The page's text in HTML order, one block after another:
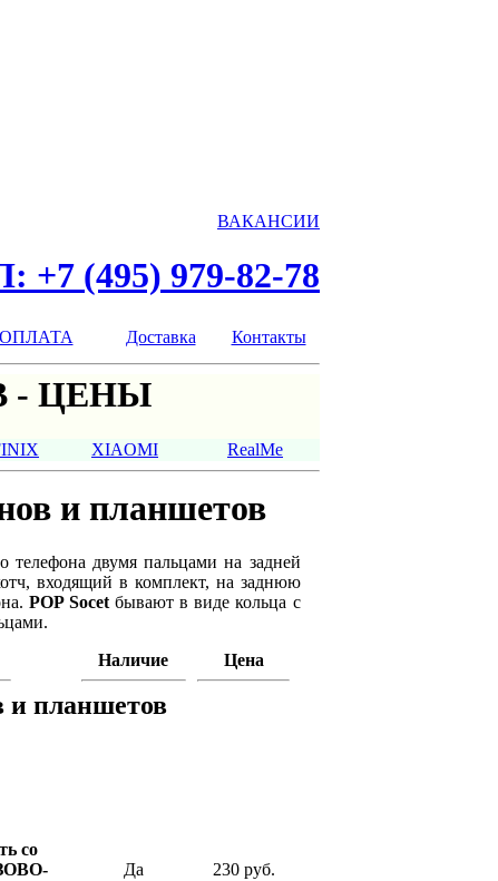
ВАКАНСИИ
+7 (495) 979-82-78
ОПЛАТА Доставка Контакты
- ЦЕНЫ
XIAOMI RealMe
и планшетов
двумя пальцами на задней
входящий в комплект, на заднюю
POP Socetбывают в виде кольца с
Наличие Цена
и планшетов
со
Да 230 руб.